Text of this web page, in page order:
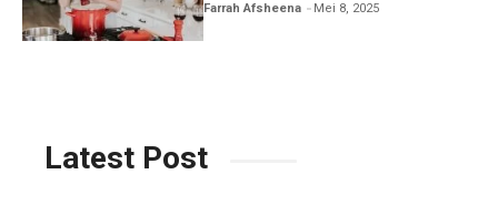
Farrah Afsheena Mei 8, 2025
Latest Post